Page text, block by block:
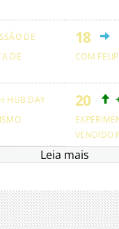
DE
DE
COM
HUB DAY
VENDIDO
Leia mais